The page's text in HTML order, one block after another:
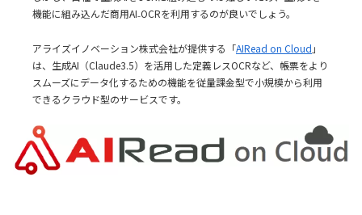
機能に組み込んだ商用AI₋OCRを利用するのが良いでしょう。
アライズイノベーション株式会社が提供する「AIRead on Cloud 」
は、生成AI（Claude3.5）を活用した定義レスOCRなど、帳票をより
スムーズにデータ化するための機能を従量課金型で小規模から利用
できるクラウド型のサービスです。